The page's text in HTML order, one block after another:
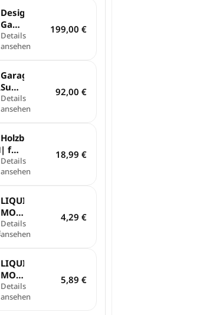
Design
Garage
für
Sunseeker
X3
und
X3
Plus
Details
ansehen
199,00€
Garagenunterlage
Sunseeker
Mähroboter
Details
ansehen
92,00€
Holzbürstenset
| für
Mähroboter
Details
ansehen
18,99€
LIQUI
MOLLY
|
Microfasertuch
Details
ansehen
4,29€
LIQUI
MOLY
| LM
40
Details
ansehen
5,89€